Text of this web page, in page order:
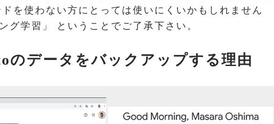
を使わない方にとっては使いにくいかもしれません
グ学習」 ということでご了承下さい。
のデータをバックアップする理由